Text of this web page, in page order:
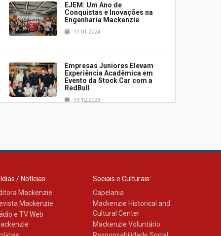
EJEM: Um Ano de
Conquistas e Inovações na
Engenharia Mackenzie
11.01.2024
Empresas Juniores Elevam
Experiência Acadêmica em
Evento da Stock Car com a
RedBull
19.12.2023
30.10.2023
Professores participam do
Podcast "PodTudo"
30.10.2023
/ Notícias:
Mackenzie
Mackenzie
e TV Web
Sociais e Culturais:
Capelania
Mackenzie Historical and
Cultural Center
Mackenzie Voluntário